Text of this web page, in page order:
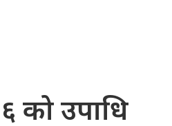
को उपाधि